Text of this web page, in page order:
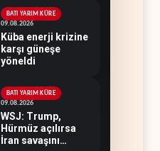
BATI YARIM KÜRE
09.08.2026
Küba enerji krizine
karşı güneşe
yöneldi
BATI YARIM KÜRE
09.08.2026
WSJ: Trump,
Hürmüz açılırsa
İran savaşını